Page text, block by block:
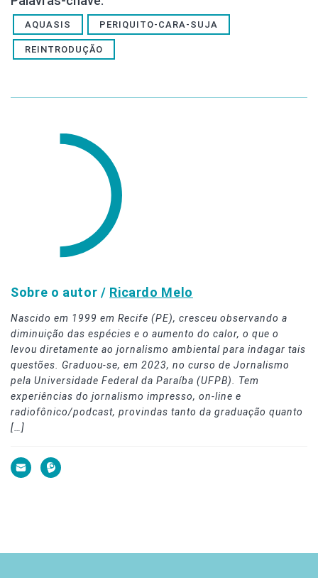
AQUASIS PERIQUITO-CARA-SUJA
REINTRODUÇÃO
Sobre o autor / Ricardo Melo
Nascido em 1999 em Recife (PE), cresceu observando a
diminuição das espécies e o aumento do calor, o que o
levou diretamente ao jornalismo ambiental para indagar tais
questões. Graduou-se, em 2023, no curso de Jornalismo
pela Universidade Federal da Paraíba (UFPB). Tem
experiências do jornalismo impresso, on-line e
radiofônico/podcast, provindas tanto da graduação quanto
[…]